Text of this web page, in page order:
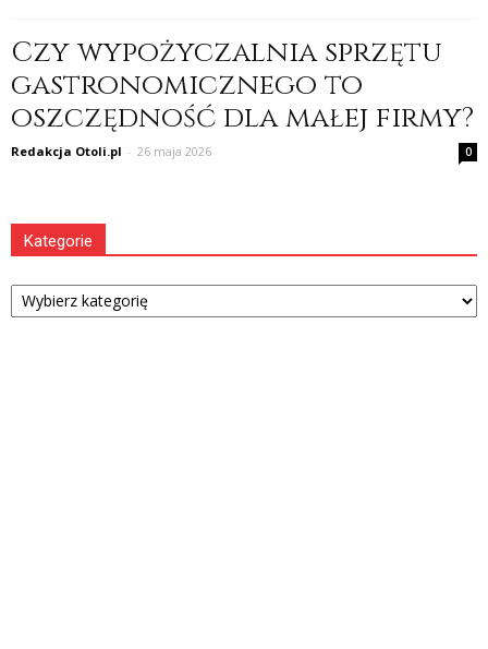
Czy wypożyczalnia sprzętu
gastronomicznego to
oszczędność dla małej firmy?
Redakcja Otoli.pl - 26 maja 2026 0
Kategorie
Kategorie